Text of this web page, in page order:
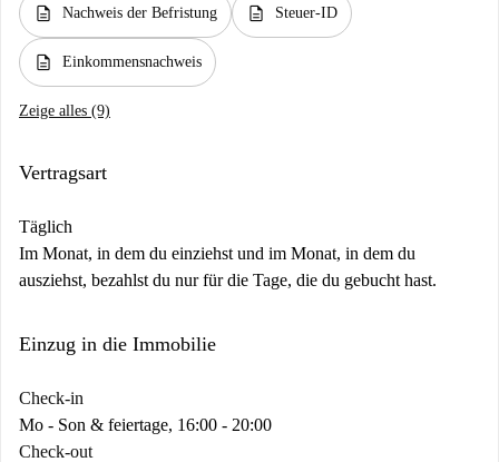
description Nachweis der Befristung description Steuer-ID
description Einkommensnachweis
Zeige alles (9)
Vertragsart
Täglich
Im Monat, in dem du einziehst und im Monat, in dem du
ausziehst, bezahlst du nur für die Tage, die du gebucht hast.
Einzug in die Immobilie
Check-in
Mo - Son & feiertage, 16:00 - 20:00
Check-out